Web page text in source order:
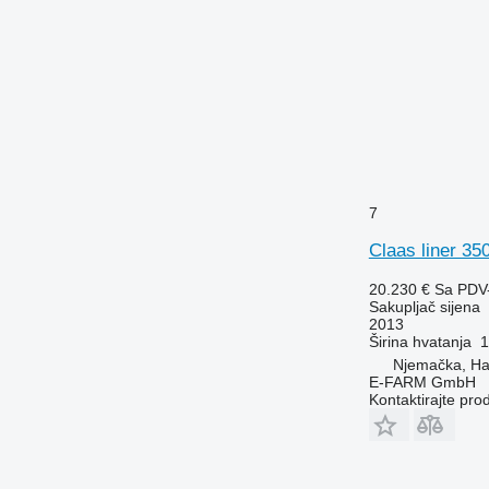
7
Claas liner
20.230 € Sa
Sakupljač sijena
2013
Širina hvatanja
Njemačka,
E-FARM GmbH
Kontaktirajte